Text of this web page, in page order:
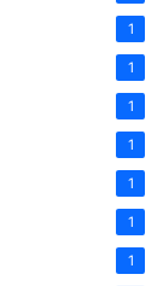
1
1
1
1
1
1
1